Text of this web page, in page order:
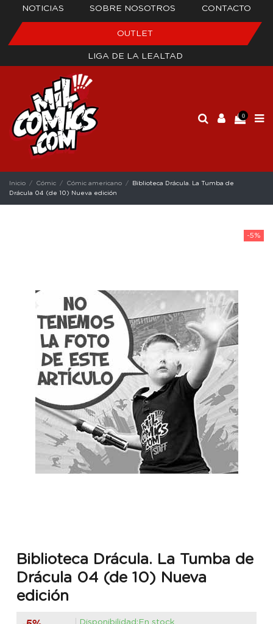
NOTICIAS SOBRE NOSOTROS CONTACTO
OUTLET
LIGA DE LA LEALTAD
0
Inicio Cómic Cómic americano
Biblioteca Drácula. La Tumba de
Drácula 04 (de 10) Nueva edición
-5%
Biblioteca Drácula. La Tumba de
Drácula 04 (de 10) Nueva
edición
Disponibilidad:En stock